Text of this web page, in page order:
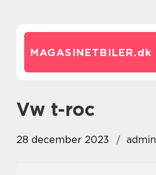
MAGASINETBILER.dk
vw t-roc
28 december 2023 admin